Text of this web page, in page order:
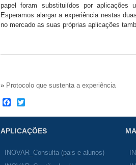
papel foram substituiídos por
Esperamos alargar a experiência nestas
no mercado as suas próprias aplicações
» Protocolo que sustenta a experiência
APLICAÇÕES
INOVAR_Consulta (pais e alunos)